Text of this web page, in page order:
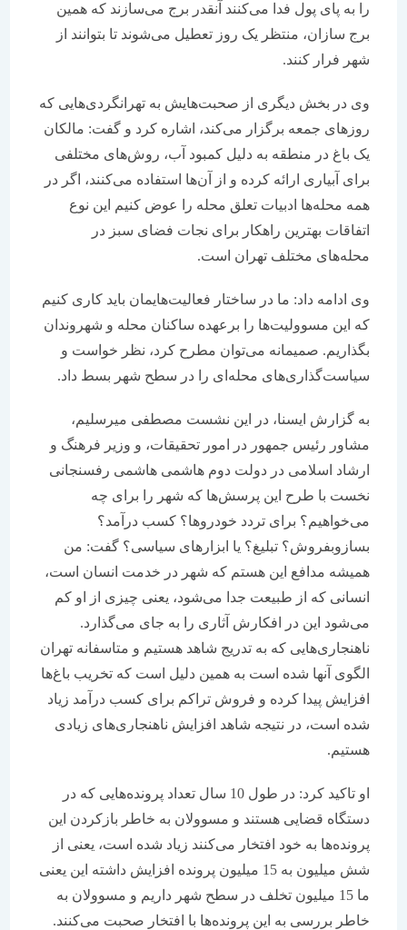
را به پای پول فدا می‌کنند آنقدر برج می‌سازند که همین
برج سازان، منتظر یک روز تعطیل می‌شوند تا بتوانند از
شهر فرار کنند.
وی در بخش دیگری از صحبت‌هایش به تهرانگردی‌هایی که
روزهای جمعه برگزار می‌کند، اشاره کرد و گفت: مالکان
یک باغ در منطقه به دلیل کمبود آب، روش‌های مختلفی
برای آبیاری ارائه کرده‌ و از آن‌ها استفاده می‌کنند، اگر در
همه محله‌ها ادبیات تعلق محله را عوض کنیم این نوع
اتفاقات بهترین راهکار برای نجات فضای سبز در
محله‌های مختلف تهران است.
وی ادامه داد: ما در ساختار فعالیت‌هایمان باید کاری کنیم
که این مسوولیت‌ها را برعهده ساکنان محله و شهروندان
بگذاریم. صمیمانه می‌توان مطرح کرد، نظر خواست و
سیاست‌گذاری‌های محله‌ای را در سطح شهر بسط داد.
به گزارش ایسنا، در این نشست مصطفی میرسلیم،
مشاور رئیس جمهور در امور تحقیقات، و وزیر فرهنگ و
ارشاد اسلامی در دولت دوم هاشمی هاشمی رفسنجانی
نخست با طرح این پرسش‌ها که شهر را برای چه
می‌خواهیم؟ برای تردد خودروها؟ کسب درآمد؟
بسازوبفروش؟ تبلیغ؟ یا ابزارهای سیاسی؟ گفت: من
همیشه مدافع این هستم که شهر در خدمت انسان است،
انسانی که از طبیعت جدا می‌شود، یعنی چیزی از او کم
می‌شود این در افکارش آثاری را به جای می‌گذارد.
ناهنجاری‌هایی که به تدریج شاهد هستیم و متاسفانه تهران
الگوی آنها شده است به همین دلیل است که تخریب‌ باغ‌ها
افزایش پیدا کرده و فروش تراکم برای کسب درآمد زیاد
شده است، در نتیجه شاهد افزایش ناهنجاری‌های زیادی
هستیم.
او تاکید کرد: در طول 10 سال تعداد پرونده‌هایی که در
دستگاه قضایی هستند و مسوولان به خاطر بازکردن این
پرونده‌ها به خود افتخار می‌کنند زیاد شده است، یعنی از
شش میلیون به 15 میلیون پرونده افزایش داشته این یعنی
ما 15 میلیون تخلف در سطح شهر داریم و مسوولان به
خاطر بررسی به این پرونده‌ها با افتخار صحبت می‌کنند.